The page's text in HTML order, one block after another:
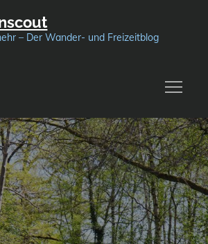
– Der Wander- und Freizeitblog